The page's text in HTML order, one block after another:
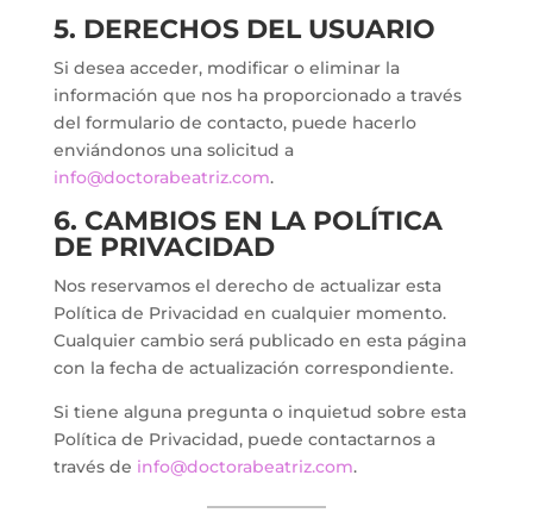
5. DERECHOS DEL USUARIO
Si desea acceder, modificar o eliminar la
información que nos ha proporcionado a través
del formulario de contacto, puede hacerlo
enviándonos una solicitud a
info@doctorabeatriz.com.
6. CAMBIOS EN LA POLÍTICA
DE PRIVACIDAD
Nos reservamos el derecho de actualizar esta
Política de Privacidad en cualquier momento.
Cualquier cambio será publicado en esta página
con la fecha de actualización correspondiente.
Si tiene alguna pregunta o inquietud sobre esta
Política de Privacidad, puede contactarnos a
través de info@doctorabeatriz.com.